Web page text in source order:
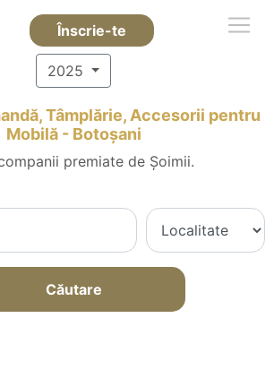
Înscrie-te
2025
Tâmplărie, Accesorii pentru
Mobilă - Botoşani
premiate de Șoimii.
Căutare